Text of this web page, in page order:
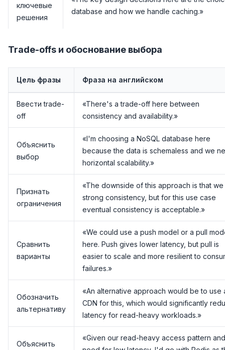
ключевые
решения
database and how we handle caching.»
Trade-offs и обоснование выбора
Цель фразы Фраза на английском
Ввести trade-
off
«There's a trade-off here between
consistency and availability.»
Объяснить
выбор
«I'm choosing a NoSQL database here
because the data is schemaless and we
horizontal scalability.»
Признать
ограничения
«The downside of this approach is that
strong consistency, but for this use case
eventual consistency is acceptable.»
Сравнить
варианты
«We could use a push model or a pull
here. Push gives lower latency, but pull is
easier to scale and more resilient to
failures.»
Обозначить
альтернативу
«An alternative approach would be to use
CDN for this, which would significantly
latency for read-heavy workloads.»
Объяснить
«Given our read-heavy access pattern